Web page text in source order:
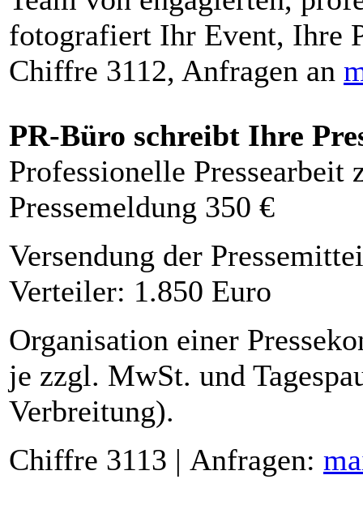
fotografiert Ihr Event, Ihre
Chiffre 3112, Anfragen an
PR-Büro schreibt Ihre
Professionelle Pressearbeit
Pressemeldung 350 €
Versendung der
Verteiler: 1.850 Euro
Organisation einer
je zzgl. MwSt. und
Verbreitung).
Chiffre 3113 | Anfragen: